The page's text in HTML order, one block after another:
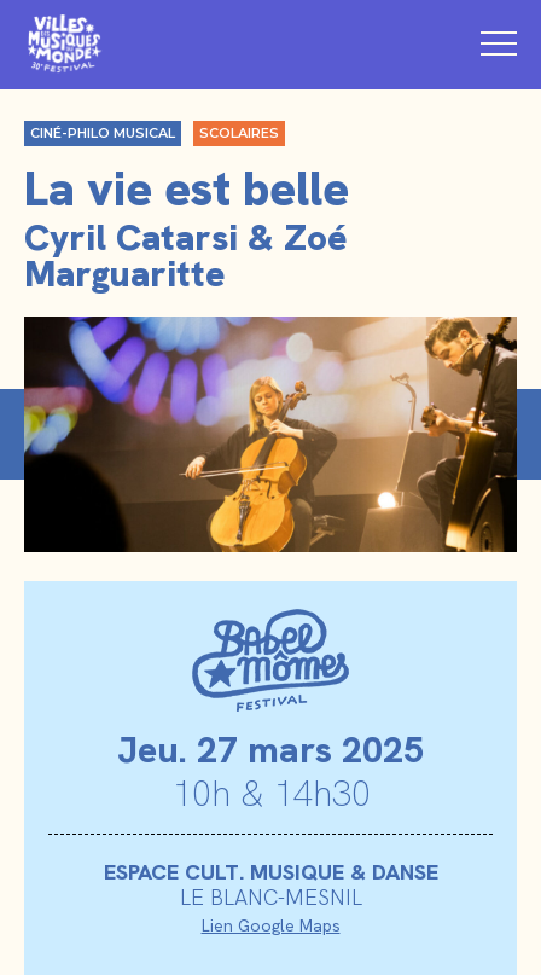
CINÉ-PHILO MUSICAL SCOLAIRES
La vie est belle
Cyril Catarsi & Zoé
Marguaritte
Jeu. 27 mars 2025
10h & 14h30
ESPACE CULT. MUSIQUE & DANSE
LE BLANC-MESNIL
Lien Google Maps